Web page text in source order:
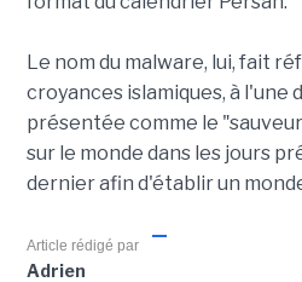
Le nom du malware, lui, fait
croyances islamiques, à l'une
présentée comme le
sur le monde dans les jours
dernier afin d'établir un
Article rédigé par
Adrien